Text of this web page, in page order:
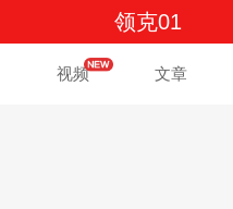
领克01
视频 文章